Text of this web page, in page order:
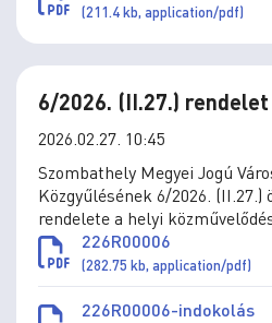
(211.4 kb, application/pdf)
6/2026. (II.27.) rendelet
2026.02.27. 10:45
Szombathely Megyei Jogú
Közgyűlésének 6/2026. (II.27.)
rendelete a helyi
szóló 5/2020. (III.5.)
módosításáról
226R00006
(282.75 kb, application/pdf)
226R00006-indokolás